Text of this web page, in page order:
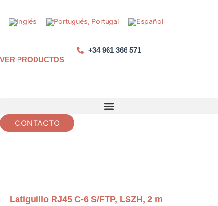
contenido
+34 961 366 571
VER PRODUCTOS
CONTACTO
Latiguillo RJ45 C-6 S/FTP, LSZH, 2 m